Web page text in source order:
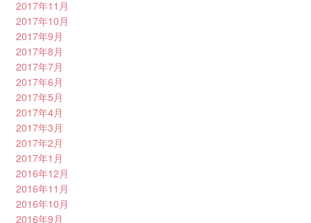
2017年11月
2017年10月
2017年9月
2017年8月
2017年7月
2017年6月
2017年5月
2017年4月
2017年3月
2017年2月
2017年1月
2016年12月
2016年11月
2016年10月
2016年9月